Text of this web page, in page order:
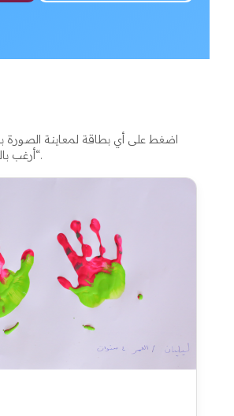
اضغط على أي بطاقة لمعاينة الصورة
“أرغب بالدعم” لفتح النموذج.